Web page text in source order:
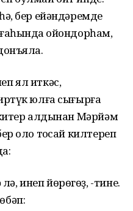
бер ейәндәремде
ҡойондорһам,
ял иткәс,
юлға сығырға
китер алдынан Мәрйәм
оло тоҡсай килтереп
инеп йөрөгөҙ, -тине.